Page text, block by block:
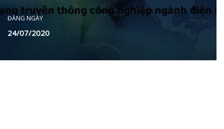
ĐĂNG NGÀY
24/07/2020